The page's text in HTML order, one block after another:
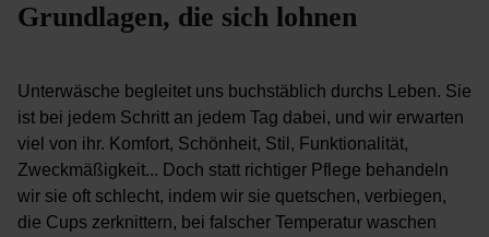
Grundlagen, die sich lohnen
Unterwäsche begleitet uns buchstäblich durchs Leben. Sie
ist bei jedem Schritt an jedem Tag dabei, und wir erwarten
viel von ihr. Komfort, Schönheit, Stil, Funktionalität,
Zweckmäßigkeit... Doch statt richtiger Pflege behandeln
wir sie oft schlecht, indem wir sie quetschen, verbiegen,
die Cups zerknittern, bei falscher Temperatur waschen